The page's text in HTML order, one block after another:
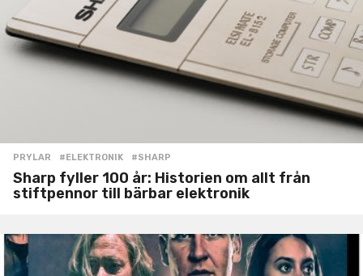
PRYLAR #ELEKTRONIK ,#SHARP
Sharp fyller 100 år: Historien om allt från
stiftpennor till bärbar elektronik